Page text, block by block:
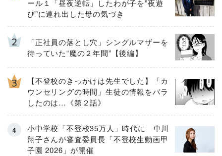
ール１「昼夜逆転」したわが子を”夜遊
び”に連れ出した母の気づき
「正社員の落とし穴」シングルマザーを
待っていた“魔の２年間”【後編】
【不登校のきっかけは先生でした】「カ
ウンセリングの時間」生徒の情報をバラ
したのは…《第２話》
小中学校「不登校35万人」時代に 中川
翔子さんが審査委員長「不登校生動画甲
子園 2026」が開催